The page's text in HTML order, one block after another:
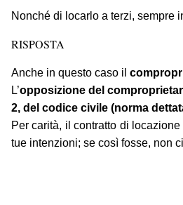
Nonché di locarlo a terzi, sempre
RISPOSTA
Anche in questo caso il
L’opposizione del
2, del codice civile (norma
Per carità, il contratto di
tue intenzioni; se così fosse, non